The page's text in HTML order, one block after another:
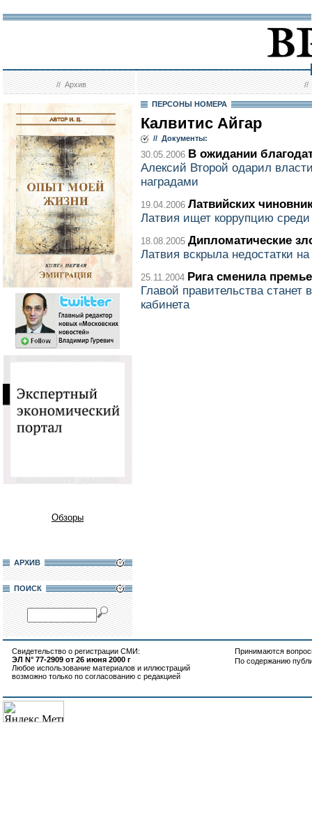
//Архив //
Обзоры
АРХИВ
ПОИСК
ПЕРСОНЫ НОМЕРА
Калвитис Айгар
// Документы:
30.05.2006 В ожидании
Алексий Второй одарил
наградами
19.04.2006 Латвийских
Латвия ищет коррупцию среди
18.08.2005 Дипломатические
Латвия вскрыла недостатки
25.11.2004 Рига сменила
Главой правительства станет
кабинета
Свидетельство о регистрации СМИ:
ЭЛ N° 77-2909 от 26 июня 2000 г
Любое использование материалов и иллюстраций
возможно только по согласованию с редакцией
Принимаются
По содержанию